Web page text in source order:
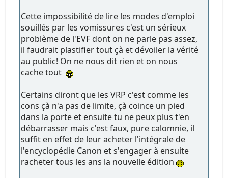
Cette impossibilité de lire les modes d'emploi
souillés par les vomissures c'est un sérieux
problème de l'EVF dont on ne parle pas assez,
il faudrait plastifier tout çà et dévoiler la vérité
au public! On ne nous dit rien et on nous
cache tout
Certains diront que les VRP c'est comme les
cons çà n'a pas de limite, çà coince un pied
dans la porte et ensuite tu ne peux plus t'en
débarrasser mais c'est faux, pure calomnie, il
suffit en effet de leur acheter l'intégrale de
l'encyclopédie Canon et s'engager à ensuite
racheter tous les ans la nouvelle édition